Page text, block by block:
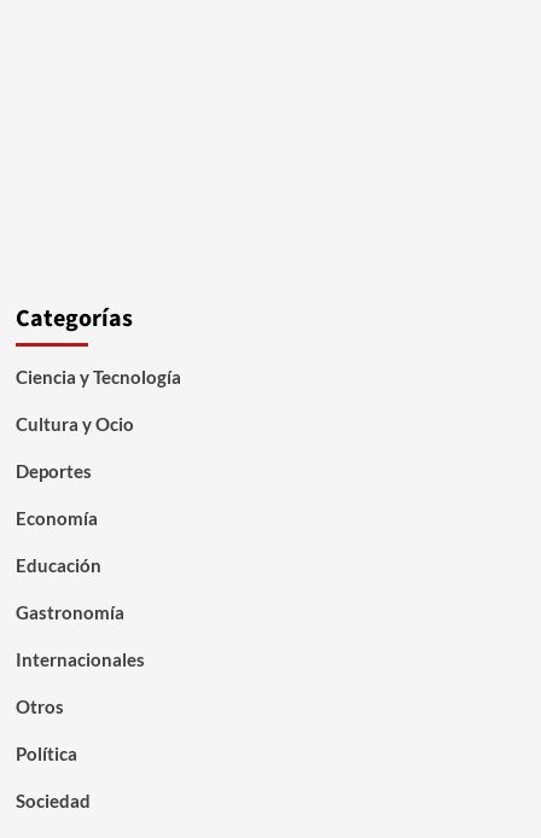
Categorías
Ciencia y Tecnología
Cultura y Ocio
Deportes
Economía
Educación
Gastronomía
Internacionales
Otros
Política
Sociedad